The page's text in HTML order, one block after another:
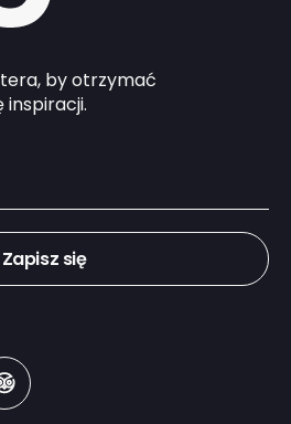
by otrzymać